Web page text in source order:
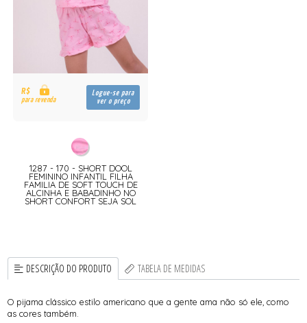
R$
para revenda
Logue-se para
ver o preço
1287 - 170 - SHORT DOOL
FEMININO INFANTIL FILHA
FAMILIA DE SOFT TOUCH DE
ALCINHA E BABADINHO NO
SHORT CONFORT SEJA SOL
DESCRIÇÃO DO PRODUTO TABELA DE MEDIDAS
O pijama clássico estilo americano que a gente ama não só ele, como
as cores também.